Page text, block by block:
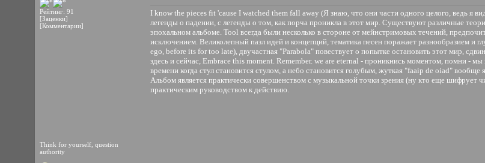
Рейтинг: 91
[Заценки]
[Комментарии]
Think for yourself, question
authority
I know the pieces fit 'cause I watched them fall away (Я знаю, что они части одного целого, ведь я
легенды о падении, с легенды о том, как порча проникла в этот мир. Существуют различные
эпохальном альбоме. Tool всегда были несколько в стороне от мейнстримовых течений,
исключением. Великолепный пазл идей и концепций, тематика песен поражает разнообразием и
ego, before its for too late), двучастная "Parabola" повествует о попытке остановить этот мир,
здесь и сейчас, Embrace this moment. Remember. we are eternal - проникнись моментом, помни -
времени когда стул становится стулом, а небо становится голубым, жуткая "faaip de oiad"
Альбом является практически совершенством с музыкальной точки зрения (ну кто еще шифрует
практическим руководством к действию.